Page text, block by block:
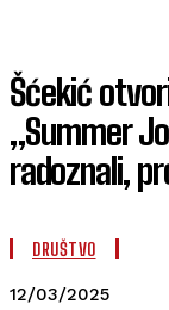
Šćekić
„Summer
radoznali,
DRUŠTVO
12/03/2025